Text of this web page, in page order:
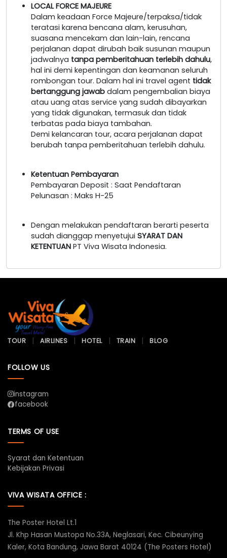
LOCAL FORCE MAJEURE
Dalam keadaan Force Majeure/terpaksa/tidak
teratasi karena bencana alam, kerusuhan,
suasana mencekam dan lain-lain, rencana
perjalanan dapat dirubah baik susunan maupun
jadwalnya tanpa pemberitahuan terlebih dahulu,
hal ini demi kepentingan dan keamanan seluruh
rombongan tour. Dalam hal ini travel agent tidak
bertanggung jawab dalam pengembalian biaya
atau uang atas service yang sudah dibayarkan
yang tidak digunakan, termasuk dan tidak
terbatas pada biaya tambahan.
Demi kelancaran tour, acara perjalanan dapat
berubah tanpa pemberitahuan terlebih dahulu.
Ketentuan Pembayaran
Pembayaran Deposit : Saat Pendaftaran
Pelunasan : Maks H-25
Dengan melakukan pendaftaran berarti peserta
sudah dianggap menyetujui SYARAT DAN
KETENTUAN PT Viva Wisata Indonesia.
TOUR AIRLINES HOTEL TRAIN BLOG
FOLLOW US
instagram
facebook
TERMS OF USE
Syarat dan Ketentuan
Kebijakan Privasi
VIVA WISATA OFFICE :
The Poster Hotel Lt.1
Jl. Khp Hasan Mustopa No.33A, Neglasari, Kec. Cibeunying
Kaler, Kota Bandung, Jawa Barat 40124 (The Posters Hotel)